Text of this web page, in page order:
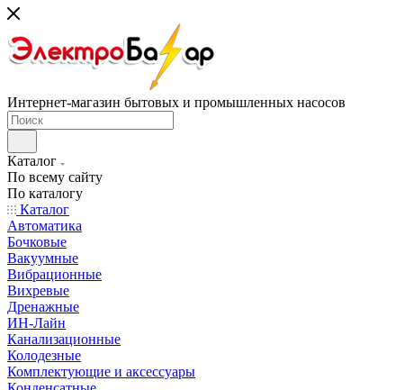
Интернет-магазин бытовых и промышленных насосов
Каталог
По всему сайту
По каталогу
Каталог
Автоматика
Бочковые
Вакуумные
Вибрационные
Вихревые
Дренажные
ИН-Лайн
Канализационные
Колодезные
Комплектующие и аксессуары